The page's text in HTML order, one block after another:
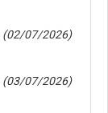
(02/07/2026)
(03/07/2026)